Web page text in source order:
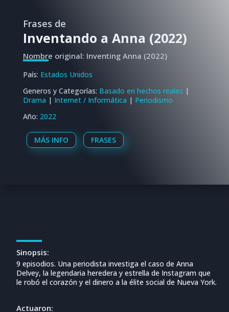
Frases de
Inventando a Anna (2022)
Nombre original: Inventing Anna (2022)
País: Estados Unidos
Generos y Categorías: Basado en hechos reales |
Drama | Internet / Informática | Periodismo
Año: 2022
MÁS INFO FRASES
Sinopsis:
9 episodios. Una periodista investiga el caso de Anna
Delvey, la legendaria heredera y estrella de Instagram que
le robó el corazón y el dinero a la élite social de Nueva York.
Actuaron: